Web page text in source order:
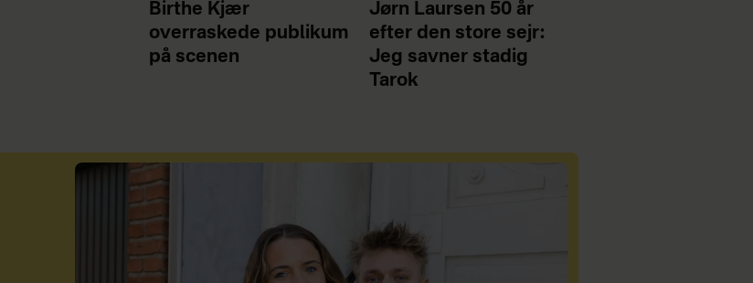
Birthe Kjær
overraskede publikum
på scenen
Jørn Laursen 50 år
efter den store sejr:
Jeg savner stadig
Tarok